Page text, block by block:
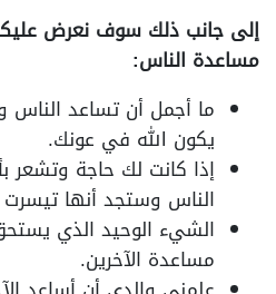
إلى جانب ذلك سوف نعرض
مساعدة الناس:
ما أجمل أن تساعد
يكون الله في عونك.
إذا كانت لك حاجة وتشعر
الناس وستجد أنها تيسرت
الشيء الوحيد الذي
مساعدة الآخرين.